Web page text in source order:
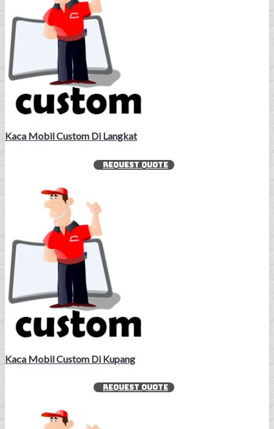
Kaca Mobil Custom Di Langkat
REQUEST QUOTE
Kaca Mobil Custom Di Kupang
REQUEST QUOTE